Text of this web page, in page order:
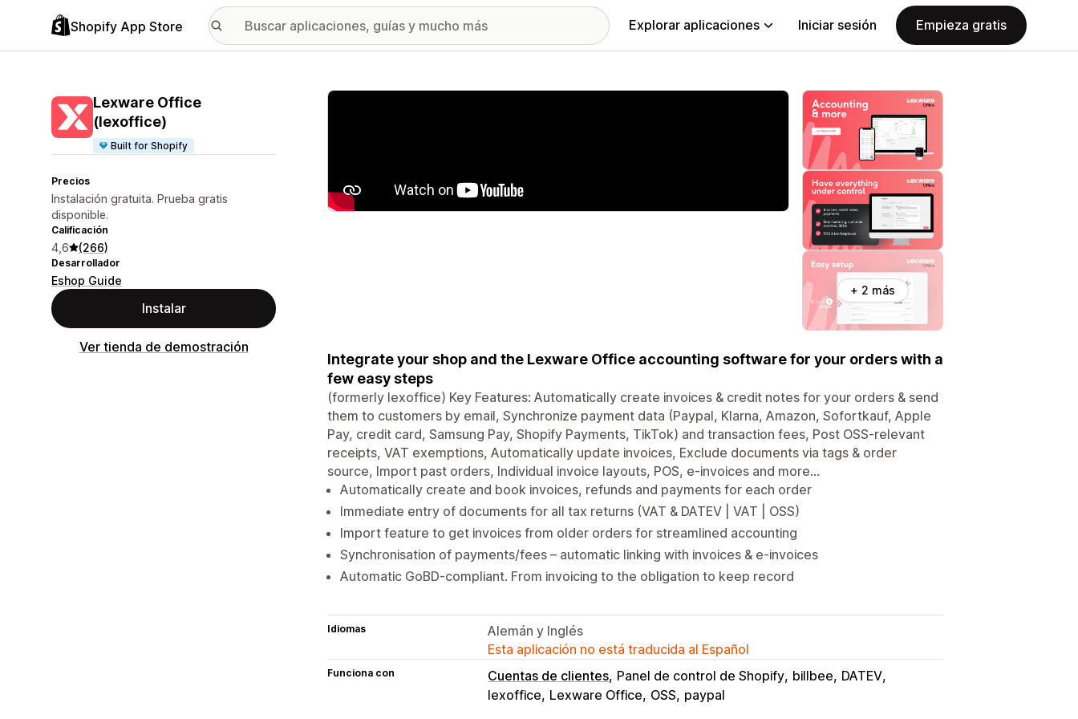
Shopify App Store Explorar aplicaciones Iniciar sesión Empieza gratis
Lexware Office
(lexoffice)
Built for Shopify
Precios
Instalación gratuita. Prueba gratis
disponible.
Calificación
4,6 (266)
Desarrollador
Eshop Guide
Instalar
Ver tienda de demostración
Galería de imágenes destacadas
+ 2 más
Integrate your shop and the Lexware Office accounting software for your orders with a
few easy steps
(formerly lexoffice) Key Features: Automatically create invoices & credit notes for your orders & send
them to customers by email, Synchronize payment data (Paypal, Klarna, Amazon, Sofortkauf, Apple
Pay, credit card, Samsung Pay, Shopify Payments, TikTok) and transaction fees, Post OSS-relevant
receipts, VAT exemptions, Automatically update invoices, Exclude documents via tags & order
source, Import past orders, Individual invoice layouts, POS, e-invoices and more...
Automatically create and book invoices, refunds and payments for each order
Immediate entry of documents for all tax returns (VAT & DATEV | VAT | OSS)
Import feature to get invoices from older orders for streamlined accounting
Synchronisation of payments/fees – automatic linking with invoices & e-invoices
Automatic GoBD-compliant. From invoicing to the obligation to keep record
Idiomas
Alemán y Inglés
Esta aplicación no está traducida al Español
Funciona con Cuentas de clientes Panel de control de Shopify billbee DATEV
lexoffice Lexware Office OSS paypal